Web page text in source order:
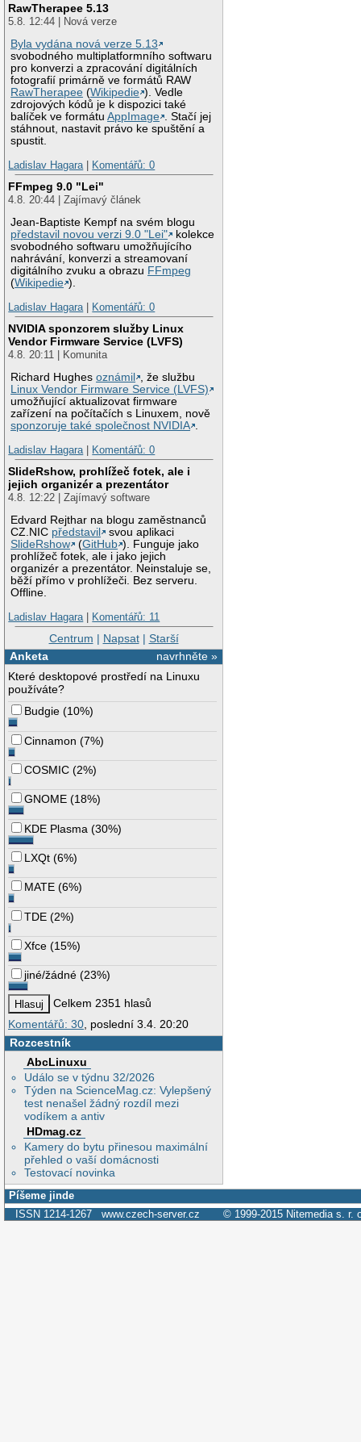
RawTherapee 5.13
5.8. 12:44 | Nová verze
Byla vydána nová verze 5.13
svobodného multiplatformního softwaru
pro konverzi a zpracování digitálních
fotografií primárně ve formátů RAW
RawTherapee (Wikipedie ). Vedle
zdrojových kódů je k dispozici také
balíček ve formátuAppImage . Stačí jej
stáhnout, nastavit právo ke spuštění a
spustit.
Ladislav Hagara| Komentářů: 0
FFmpeg 9.0 "Lei"
4.8. 20:44 | Zajímavý článek
Jean-Baptiste Kempf na svém blogu
představil novou verzi 9.0 "Lei"
kolekce
svobodného softwaru umožňujícího
nahrávání, konverzi a streamovaní
digitálního zvuku a obrazu FFmpeg
(Wikipedie ).
Ladislav Hagara| Komentářů: 0
NVIDIA sponzorem služby Linux
Vendor Firmware Service (LVFS)
4.8. 20:11 | Komunita
Richard Hughesoznámil
, že službu
Linux Vendor Firmware Service (LVFS)
umožňující aktualizovat firmware
zařízení na počítačích s Linuxem, nově
sponzoruje také společnost NVIDIA .
Ladislav Hagara| Komentářů: 0
SlideRshow, prohlížeč fotek, ale i
jejich organizér a prezentátor
4.8. 12:22 | Zajímavý software
Edvard Rejthar na blogu zaměstnanců
CZ.NIC představil
svou aplikaci
SlideRshow
(GitHub ). Funguje jako
prohlížeč fotek, ale i jako jejich
organizér a prezentátor. Neinstaluje se,
běží přímo v prohlížeči. Bez serveru.
Offline.
Ladislav Hagara| Komentářů: 11
Centrum | Napsat| Starší
navrhněte »
Anketa
Které desktopové prostředí na Linuxu
používáte?
Budgie (10%)
Cinnamon (7%)
COSMIC (2%)
GNOME (18%)
KDE Plasma (30%)
LXQt (6%)
MATE (6%)
TDE (2%)
Xfce (15%)
jiné/žádné (23%)
Celkem 2351 hlasů
Komentářů: 30 , poslední 3.4. 20:20
Rozcestník
AbcLinuxu
Událo se v týdnu 32/2026
Týden na ScienceMag.cz: Vylepšený
test nenašel žádný rozdíl mezi
vodíkem a antiv
HDmag.cz
Kamery do bytu přinesou maximální
přehled o vaší domácnosti
Testovací novinka
Píšeme jinde
ISSN 1214-1267 www.czech-server.cz © 1999-2015 Nitemedia s. r.